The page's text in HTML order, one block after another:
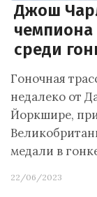
Джош
чемпиона
среди
Гоночная
недалеко от
Йоркшире,
медали в
22/06/2023